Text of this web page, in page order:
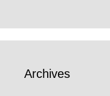
Archives